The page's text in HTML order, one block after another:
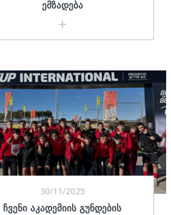
ᲔᲛᲖᲐᲓᲔᲑᲐ
30/11/2025
ᲩᲕᲔᲜᲘ ᲐᲙᲐᲓᲔᲛᲘᲘᲡ ᲒᲣᲜᲓᲔᲑᲘᲡ